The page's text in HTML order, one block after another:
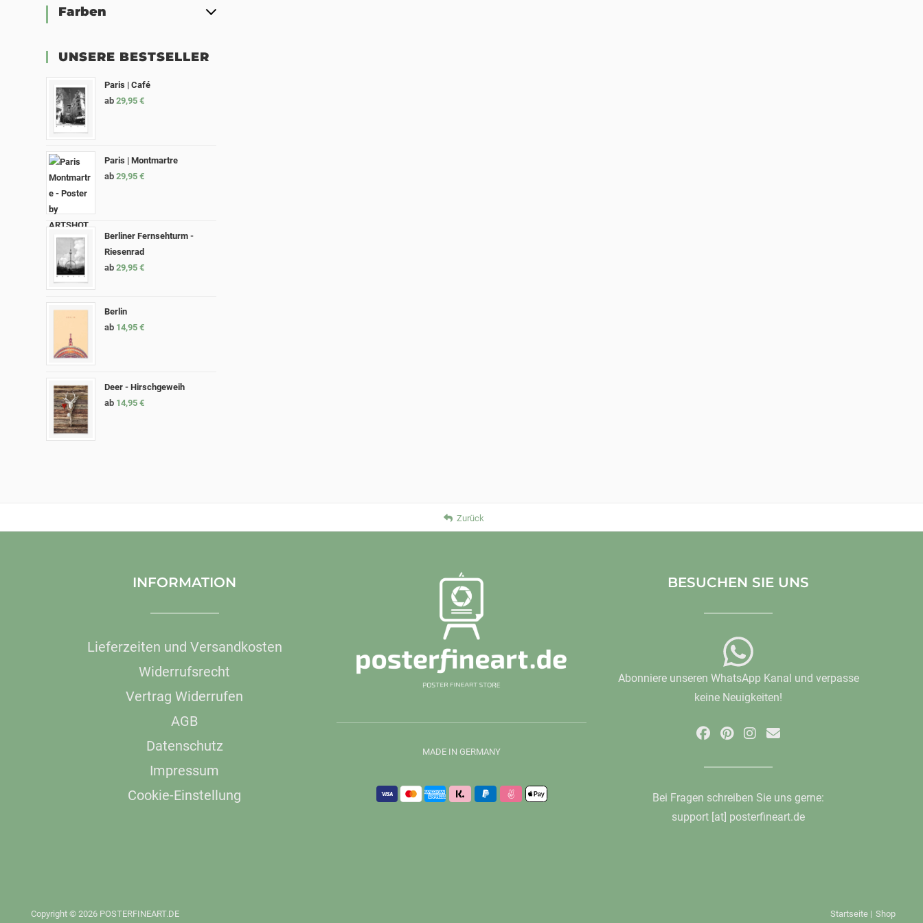
Farben
UNSERE BESTSELLER
Paris | Café
ab29,95€
Paris | Montmartre
ab29,95€
Berliner Fernsehturm -
Riesenrad
ab29,95€
Berlin
ab 14,95€
Deer - Hirschgeweih
ab 14,95€
Zurück
INFORMATION
Lieferzeiten und Versandkosten
Widerrufsrecht
Vertrag Widerrufen
AGB
Datenschutz
Impressum
Cookie-Einstellung
MADE IN GERMANY
BESUCHEN SIE UNS
Abonniere unseren WhatsApp Kanal und verpasse
keine Neuigkeiten!
Bei Fragen schreiben Sie uns gerne:
support [at] posterfineart.de
Copyright © 2026 POSTERFINEART.DE Startseite| Shop